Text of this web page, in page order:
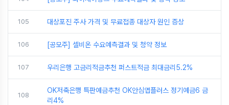
105 대상포진 주사 가격 및 무료접종 대상자 원인 증상
106 [공모주] 셀비온 수요예측결과 및 청약 정보
107 우리은행 고금리적금추천 퍼스트적금 최대금리5.2%
108
OK저축은행 특판예금추천 OK안심앱플러스 정기예금6 금
리4%